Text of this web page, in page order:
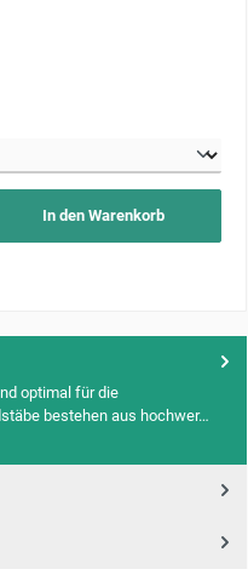
In den Warenkorb
optimal für die
bestehen aus hochwer…